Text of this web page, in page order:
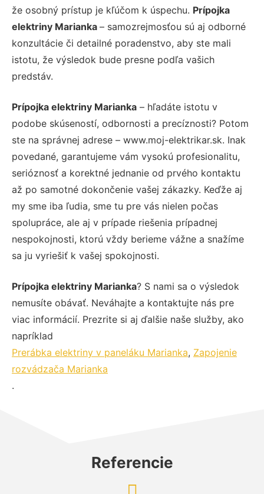
že osobný prístup je kľúčom k úspechu. Prípojka
elektriny Marianka – samozrejmosťou sú aj odborné
konzultácie či detailné poradenstvo, aby ste mali
istotu, že výsledok bude presne podľa vašich
predstáv.
Prípojka elektriny Marianka – hľadáte istotu v
podobe skúseností, odbornosti a precíznosti? Potom
ste na správnej adrese – www.moj-elektrikar.sk. Inak
povedané, garantujeme vám vysokú profesionalitu,
serióznosť a korektné jednanie od prvého kontaktu
až po samotné dokončenie vašej zákazky. Keďže aj
my sme iba ľudia, sme tu pre vás nielen počas
spolupráce, ale aj v prípade riešenia prípadnej
nespokojnosti, ktorú vždy berieme vážne a snažíme
sa ju vyriešiť k vašej spokojnosti.
Prípojka elektriny Marianka? S nami sa o výsledok
nemusíte obávať. Neváhajte a kontaktujte nás pre
viac informácií. Prezrite si aj ďalšie naše služby, ako
napríklad
Prerábka elektriny v paneláku Marianka, Zapojenie
rozvádzača Marianka
.
Referencie